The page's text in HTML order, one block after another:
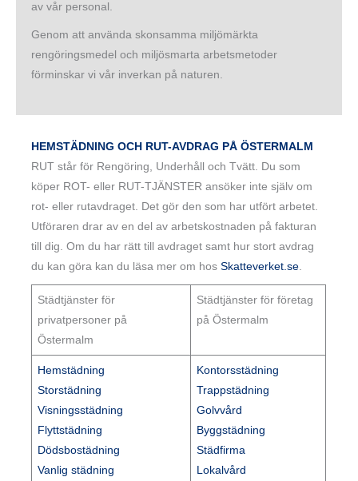
av vår personal.
Genom att använda skonsamma miljömärkta
rengöringsmedel och miljösmarta arbetsmetoder
förminskar vi vår inverkan på naturen.
HEMSTÄDNING OCH RUT-AVDRAG PÅ ÖSTERMALM
RUT står för Rengöring, Underhåll och Tvätt. Du som
köper ROT- eller RUT-TJÄNSTER ansöker inte själv om
rot- eller rutavdraget. Det gör den som har utfört arbetet.
Utföraren drar av en del av arbetskostnaden på fakturan
till dig. Om du har rätt till avdraget samt hur stort avdrag
du kan göra kan du läsa mer om hosSkatteverket.se
Städtjänster för
privatpersoner på
Östermalm
Städtjänster för företag
på Östermalm
Hemstädning
Storstädning
Visningsstädning
Flyttstädning
Dödsbostädning
Vanlig städning
Kontorsstädning
Trappstädning
Golvvård
Byggstädning
Städfirma
Lokalvård